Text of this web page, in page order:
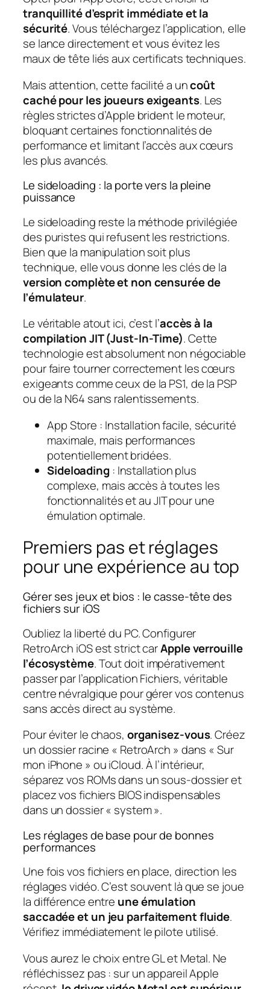
tranquillité d’esprit immédiate et la
sécurité. Vous téléchargez l’application, elle
se lance directement et vous évitez les
maux de tête liés aux certificats techniques.
Mais attention, cette facilité a uncoût
caché pour les joueurs exigeants. Les
règles strictes d’Apple brident le moteur,
bloquant certaines fonctionnalités de
performance et limitant l’accès aux cœurs
les plus avancés.
Le sideloading : la porte vers la pleine
puissance
Le sideloading reste la méthode privilégiée
des puristes qui refusent les restrictions.
Bien que la manipulation soit plus
technique, elle vous donne les clés de la
version complète et non censurée de
l’émulateur.
Le véritable atout ici, c’est l’accès à la
compilation JIT (Just-In-Time). Cette
technologie est absolument non négociable
pour faire tourner correctement les cœurs
exigeants comme ceux de la PS1, de la PSP
ou de la N64 sans ralentissements.
App Store : Installation facile, sécurité
maximale, mais performances
potentiellement bridées.
Sideloading : Installation plus
complexe, mais accès à toutes les
fonctionnalités et au JIT pour une
émulation optimale.
Premiers pas et réglages
pour une expérience au top
Gérer ses jeux et bios : le casse-tête des
fichiers sur iOS
Oubliez la liberté du PC. Configurer
RetroArch iOS est strict carApple verrouille
l’écosystème. Tout doit impérativement
passer par l’application Fichiers, véritable
centre névralgique pour gérer vos contenus
sans accès direct au système.
Pour éviter le chaos, organisez-vous. Créez
un dossier racine « RetroArch » dans « Sur
mon iPhone » ou iCloud. À l’intérieur,
séparez vos ROMs dans un sous-dossier et
placez vos fichiers BIOS indispensables
dans un dossier « system ».
Les réglages de base pour de bonnes
performances
Une fois vos fichiers en place, direction les
réglages vidéo. C’est souvent là que se joue
la différence entre une émulation
saccadée et un jeu parfaitement fluide.
Vérifiez immédiatement le pilote utilisé.
Vous aurez le choix entre GL et Metal. Ne
réfléchissez pas : sur un appareil Apple